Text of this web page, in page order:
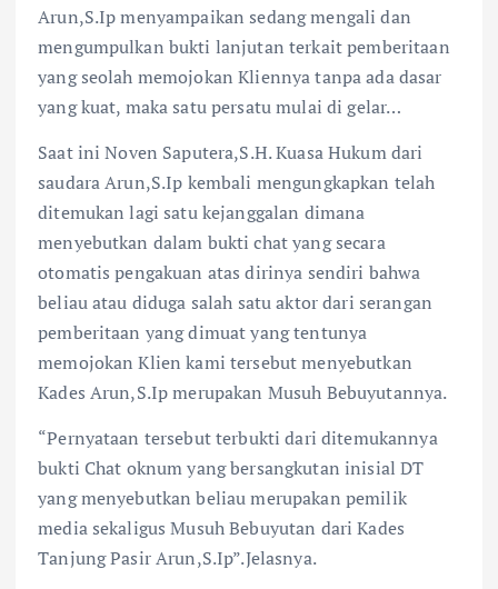
Arun,S.Ip menyampaikan sedang mengali dan
mengumpulkan bukti lanjutan terkait pemberitaan
yang seolah memojokan Kliennya tanpa ada dasar
yang kuat, maka satu persatu mulai di gelar…
Saat ini Noven Saputera,S.H. Kuasa Hukum dari
saudara Arun,S.Ip kembali mengungkapkan telah
ditemukan lagi satu kejanggalan dimana
menyebutkan dalam bukti chat yang secara
otomatis pengakuan atas dirinya sendiri bahwa
beliau atau diduga salah satu aktor dari serangan
pemberitaan yang dimuat yang tentunya
memojokan Klien kami tersebut menyebutkan
Kades Arun,S.Ip merupakan Musuh Bebuyutannya.
“Pernyataan tersebut terbukti dari ditemukannya
bukti Chat oknum yang bersangkutan inisial DT
yang menyebutkan beliau merupakan pemilik
media sekaligus Musuh Bebuyutan dari Kades
Tanjung Pasir Arun,S.Ip”.Jelasnya.